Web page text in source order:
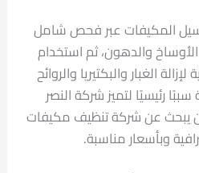
المكيفات عبر فحص شامل
والدهون، ثم استخدام
الغبار والبكتيريا والروائح
رئيسيًا لتميز شركة النصر
يبحث عن شركة تنظيف مكيفات
وبأسعار مناسبة.